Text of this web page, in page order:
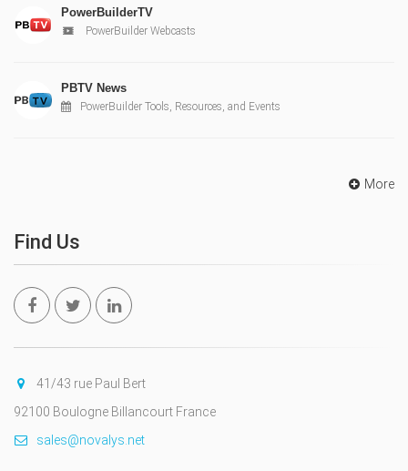
PowerBuilderTV
PowerBuilder Webcasts
PBTV News
PowerBuilder Tools, Resources, and Events
More
Find Us
41/43 rue Paul Bert
92100 Boulogne Billancourt France
sales@novalys.net